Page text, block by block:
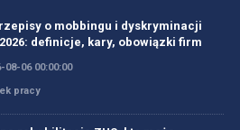
o mobbingu i dyskryminacji
definicje, kary, obowiązki firm
08-06 00:00:00
pracy